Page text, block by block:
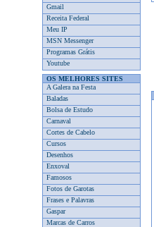
Gmail
Receita Federal
Meu IP
MSN Messenger
Programas Grátis
Youtube
OS MELHORES SITES
A Galera na Festa
Baladas
Bolsa de Estudo
Carnaval
Cortes de Cabelo
Cursos
Desenhos
Enxoval
Famosos
Fotos de Garotas
Frases e Palavras
Gaspar
Marcas de Carros